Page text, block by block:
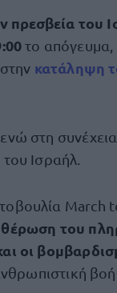
πρεσβεία του
το απόγευμα,
κατάληψη
, ενώ στη
Ισραήλ.
March
του
οι